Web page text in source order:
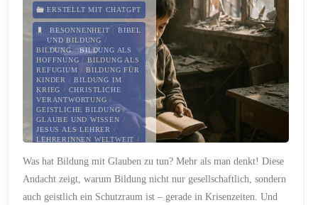
ERSTELLT MIT CHATGPT
BESONNENHEIT /BIBEL
UND BILDUNG /
BILDUNG/BILDUNG ALS
HOFFNUNG / BILDUNG ALS
REFUGIUM / BILDUNG FÜR
KINDER /BILDUNG IM
KRIEG / CHRISTLICHE
VERANTWORTUNG /
GEISTLICHE BILDUNG/
GLAUBE UND WISSEN /
JESUS ALS LEHRER /
LEHRERINNEN WELTWEIT /
PAULUS UND BILDUNG/
/SCHUTZ DER
BILDUNG
9. SEPTEMBER 2025
Was hat Bildung mit Glauben zu tun? Mehr als man denkt! Diese
Andacht zeigt, warum Bildung nicht nur gesellschaftlich, sondern
auch geistlich ein Schutzraum ist – gerade in Krisenzeiten. Und